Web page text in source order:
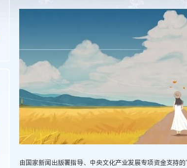
由国家新闻出版署指导、中央文化产业发展专项资金支持